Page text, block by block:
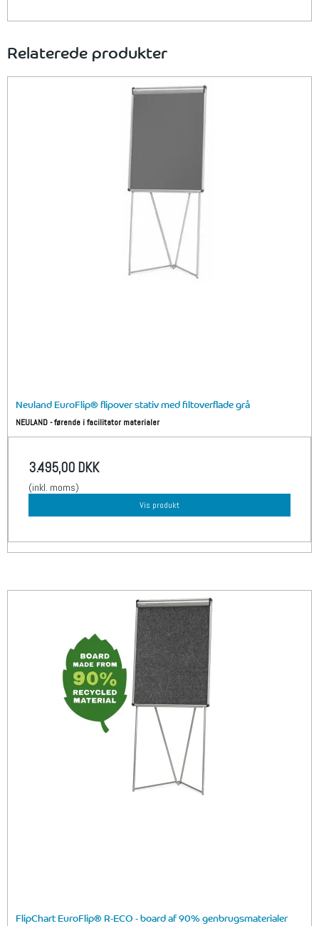
Relaterede produkter
Neuland EuroFlip® flipover stativ med filtoverflade grå
NEULAND - førende i facilitator materialer
3.495,00 DKK
(inkl. moms)
Vis produkt
FlipChart EuroFlip® R-ECO - board af 90% genbrugsmaterialer